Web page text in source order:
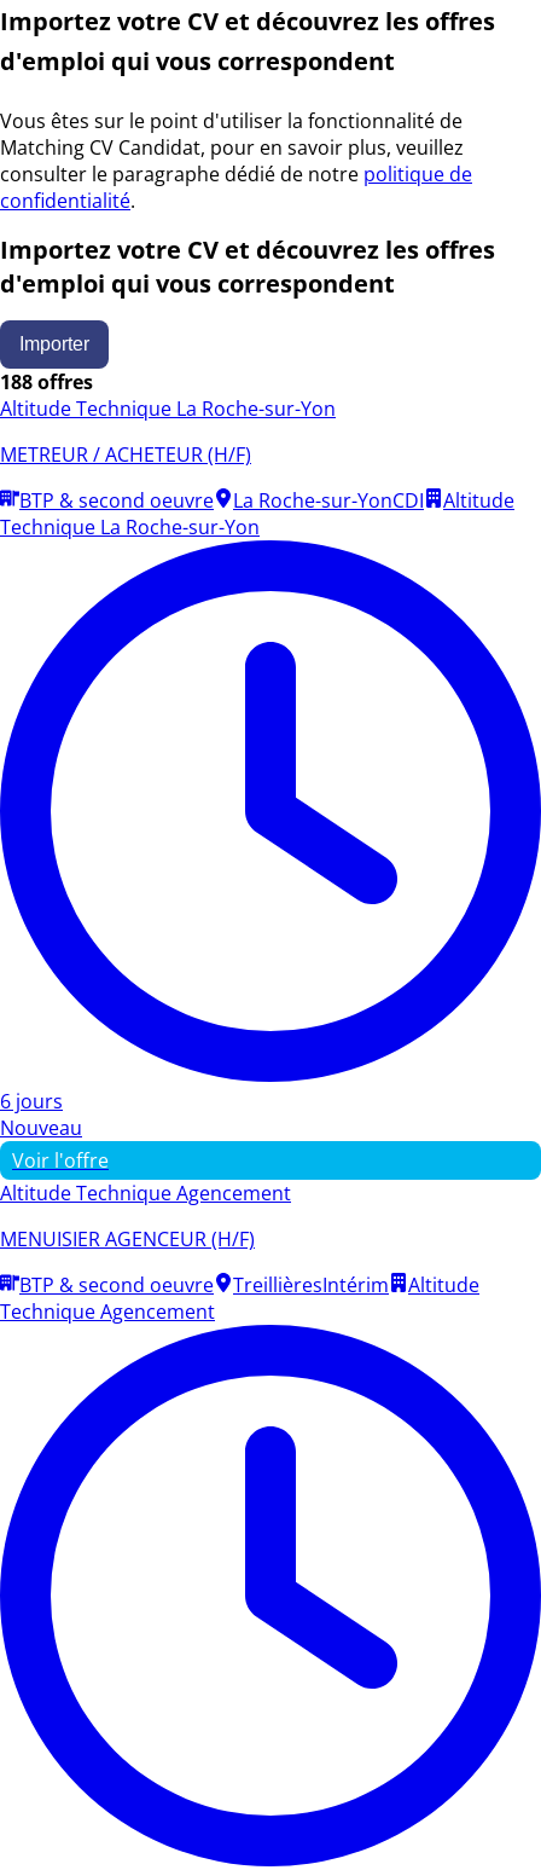
Importez votre CV et découvrez les offres
d'emploi qui vous correspondent
Vous êtes sur le point d'utiliser la fonctionnalité de
Matching CV Candidat, pour en savoir plus, veuillez
consulter le paragraphe dédié de notre politique de
confidentialité.
Importez votre CV et découvrez les offres
d'emploi qui vous correspondent
Importer
188 offres
Altitude Technique La Roche-sur-Yon
METREUR / ACHETEUR (H/F)
BTP & second oeuvre
La Roche-sur-YonCDI
Altitude
Technique La Roche-sur-Yon
6 jours
Nouveau
Voir l'offre
Altitude Technique Agencement
MENUISIER AGENCEUR (H/F)
BTP & second oeuvre
TreillièresIntérim
Altitude
Technique Agencement